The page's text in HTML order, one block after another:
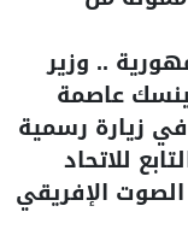
.. وزير
عاصمة
زيارة رسمية
للاتحاد
الصوت الإفريقي